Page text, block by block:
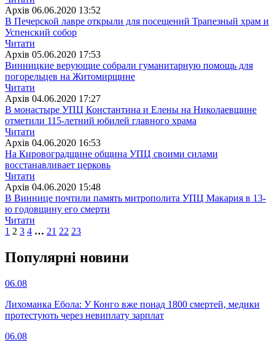
Архiв 06.06.2020 13:52
В Печерской лавре открыли для посещений Трапезный храм и
Успенский собор
Читати
Архiв 05.06.2020 17:53
Винницкие верующие собрали гуманитарную помощь для
погорельцев на Житомирщине
Читати
Архiв 04.06.2020 17:27
В монастыре УПЦ Константина и Елены на Николаевщине
отметили 115-летний юбилей главного храма
Читати
Архiв 04.06.2020 16:53
На Кировоградщине община УПЦ своими силами
восстанавливает церковь
Читати
Архiв 04.06.2020 15:48
В Виннице почтили память митрополита УПЦ Макария в 13-
ю годовщину его смерти
Читати
1 2 3 4 … 21 22 23
Популярнi новини
06.08
Лихоманка Ебола: У Конго вже понад 1800 смертей, медики
протестують через невиплату зарплат
06.08